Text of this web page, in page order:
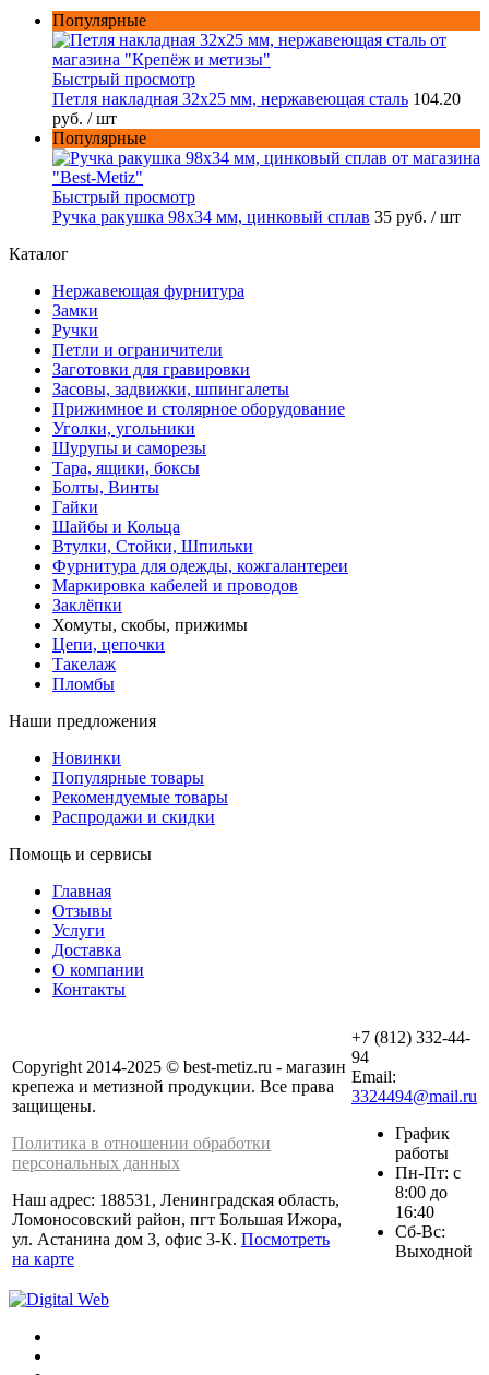
Популярные
Быстрый просмотр
Петля накладная 32х25 мм, нержавеющая сталь 104.20
руб. / шт
Популярные
Быстрый просмотр
Ручка ракушка 98x34 мм, цинковый сплав 35 руб. / шт
Каталог
Нержавеющая фурнитура
Замки
Ручки
Петли и ограничители
Заготовки для гравировки
Засовы, задвижки, шпингалеты
Прижимное и столярное оборудование
Уголки, угольники
Шурупы и саморезы
Тара, ящики, боксы
Болты, Винты
Гайки
Шайбы и Кольца
Втулки, Стойки, Шпильки
Фурнитура для одежды, кожгалантереи
Маркировка кабелей и проводов
Заклёпки
Хомуты, скобы, прижимы
Цепи, цепочки
Такелаж
Пломбы
Наши предложения
Новинки
Популярные товары
Рекомендуемые товары
Распродажи и скидки
Помощь и сервисы
Главная
Отзывы
Услуги
Доставка
О компании
Контакты
Copyright 2014-2025 © best-metiz.ru - магазин
крепежа и метизной продукции. Все права
защищены.
Политика в отношении обработки
персональных данных
Наш адрес: 188531, Ленинградская область,
Ломоносовский район, пгт Большая Ижора,
ул. Астанина дом 3, офис 3-К. Посмотреть
на карте
+7 (812) 332-44-
94
Email:
3324494@mail.ru
График
работы
Пн-Пт: с
8:00 до
16:40
Сб-Вс:
Выходной